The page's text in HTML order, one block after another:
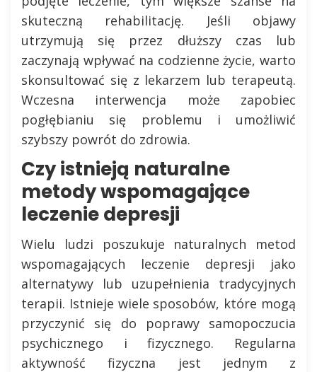
skuteczną rehabilitację. Jeśli objawy
utrzymują się przez dłuższy czas lub
zaczynają wpływać na codzienne życie, warto
skonsultować się z lekarzem lub terapeutą.
Wczesna interwencja może zapobiec
pogłębianiu się problemu i umożliwić
szybszy powrót do zdrowia.
Czy istnieją naturalne
metody wspomagające
leczenie depresji
Wielu ludzi poszukuje naturalnych metod
wspomagających leczenie depresji jako
alternatywy lub uzupełnienia tradycyjnych
terapii. Istnieje wiele sposobów, które mogą
przyczynić się do poprawy samopoczucia
psychicznego i fizycznego. Regularna
aktywność fizyczna jest jednym z